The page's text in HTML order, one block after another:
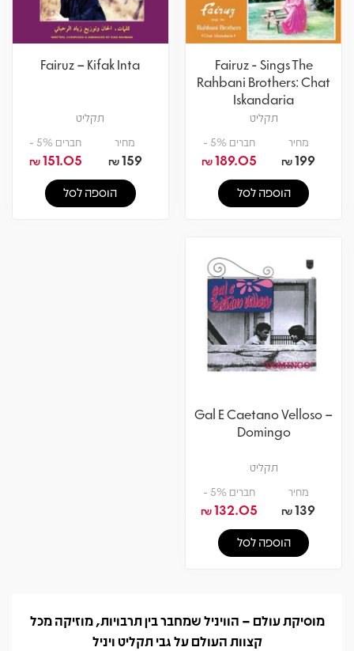
Fairuz - Sings The
Rahbani Brothers: Chat
Iskandaria
תקליט
מחיר
199
₪
חברים 5% -
189.05
₪
הוספה לסל
Fairuz – Kifak Inta
תקליט
מחיר
159
₪
חברים 5% -
151.05
₪
הוספה לסל
Gal E Caetano Velloso –
Domingo
תקליט
מחיר
139
₪
חברים 5% -
132.05
₪
הוספה לסל
מוסיקת עולם – הוויניל שמחבר בין תרבויות, מוזיקה מכל
קצוות העולם על גבי תקליט ויניל